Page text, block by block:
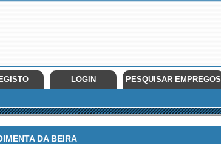
LOGIN PESQUISAR EMPREGOS
DA BEIRA